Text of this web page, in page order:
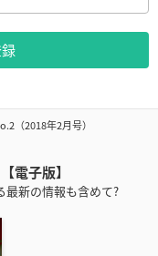
（2018年2月号）
電子版】
最新の情報も含めて?